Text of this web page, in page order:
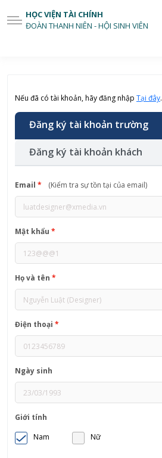
HỌC VIỆN TÀI CHÍNH
ĐOÀN THANH NIÊN - HỘI SINH VIÊN
Nếu đã có tài khoản, hãy đăng nhập Tại đây.
Đăng ký tài khoản trường
Đăng ký tài khoản khách
Email * (Kiểm tra sự tồn tại của email)
Mật khẩu *
Họ và tên *
Điện thoại *
Ngày sinh
Giới tính
Nam
Nữ